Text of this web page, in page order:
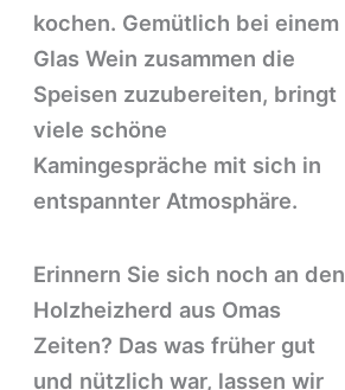
kochen. Gemütlich bei einem
Glas Wein zusammen die
Speisen zuzubereiten, bringt
viele schöne
Kamingespräche mit sich in
entspannter Atmosphäre.
Erinnern Sie sich noch an den
Holzheizherd aus Omas
Zeiten? Das was früher gut
und nützlich war, lassen wir